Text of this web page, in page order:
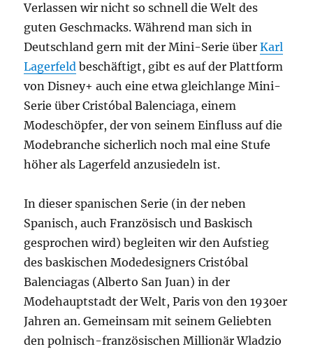
Verlassen wir nicht so schnell die Welt des
guten Geschmacks. Während man sich in
Deutschland gern mit der Mini-Serie überKarl
Lagerfeld beschäftigt, gibt es auf der Plattform
von Disney+ auch eine etwa gleichlange Mini-
Serie über Cristóbal Balenciaga, einem
Modeschöpfer, der von seinem Einfluss auf die
Modebranche sicherlich noch mal eine Stufe
höher als Lagerfeld anzusiedeln ist.
In dieser spanischen Serie (in der neben
Spanisch, auch Französisch und Baskisch
gesprochen wird) begleiten wir den Aufstieg
des baskischen Modedesigners Cristóbal
Balenciagas (Alberto San Juan) in der
Modehauptstadt der Welt, Paris von den 1930er
Jahren an. Gemeinsam mit seinem Geliebten
den polnisch-französischen Millionär Wladzio